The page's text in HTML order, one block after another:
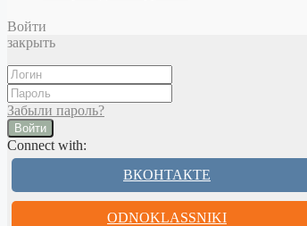
Войти
закрыть
Забыли пароль?
Войти
Connect with:
ВКОНТАКТЕ
ODNOKLASSNIKI